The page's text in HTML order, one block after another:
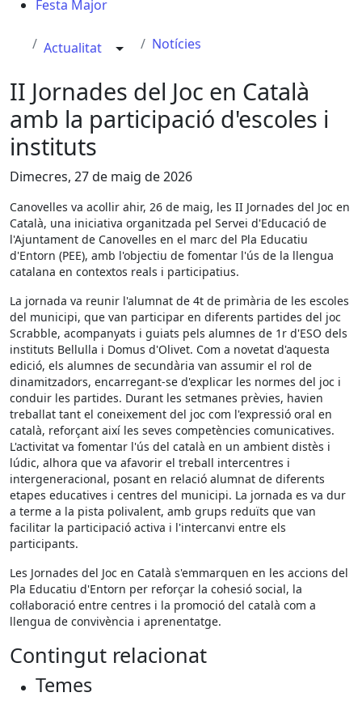
Festa Major
Actualitat Notícies
II Jornades del Joc en Català
amb la participació d'escoles i
instituts
Dimecres, 27 de maig de 2026
Canovelles va acollir ahir, 26 de maig, les II Jornades del Joc en
Català, una iniciativa organitzada pel Servei d'Educació de
l'Ajuntament de Canovelles en el marc del Pla Educatiu
d'Entorn (PEE), amb l'objectiu de fomentar l'ús de la llengua
catalana en contextos reals i participatius.
La jornada va reunir l'alumnat de 4t de primària de les escoles
del municipi, que van participar en diferents partides del joc
Scrabble, acompanyats i guiats pels alumnes de 1r d'ESO dels
instituts Bellulla i Domus d'Olivet. Com a novetat d'aquesta
edició, els alumnes de secundària van assumir el rol de
dinamitzadors, encarregant-se d'explicar les normes del joc i
conduir les partides. Durant les setmanes prèvies, havien
treballat tant el coneixement del joc com l'expressió oral en
català, reforçant així les seves competències comunicatives.
L'activitat va fomentar l'ús del català en un ambient distès i
lúdic, alhora que va afavorir el treball intercentres i
intergeneracional, posant en relació alumnat de diferents
etapes educatives i centres del municipi. La jornada es va dur
a terme a la pista polivalent, amb grups reduïts que van
facilitar la participació activa i l'intercanvi entre els
participants.
Les Jornades del Joc en Català s'emmarquen en les accions del
Pla Educatiu d'Entorn per reforçar la cohesió social, la
col·laboració entre centres i la promoció del català com a
llengua de convivència i aprenentatge.
Contingut relacionat
Temes